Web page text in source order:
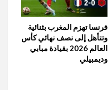
فرنسا تهزم المغرب بثنائية
وتتأهل إلى نصف نهائي كأس
العالم 2026 بقيادة مبابي
وديمبيلي